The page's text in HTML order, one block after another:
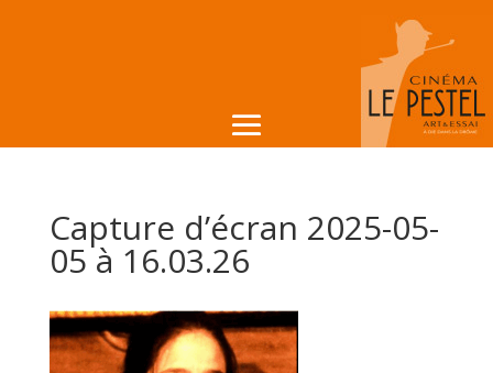
Capture d’écran 2025-05-
05 à 16.03.26